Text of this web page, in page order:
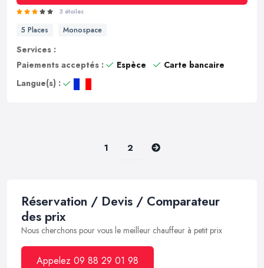
3 étoiles
5 Places Monospace
Services :
Paiements acceptés :
Espèce
Carte bancaire
Langue(s) :
1 2 Suivant
Réservation / Devis / Comparateur
des prix
Nous cherchons pour vous le meilleur chauffeur à petit prix
Appelez 09 88 29 01 98